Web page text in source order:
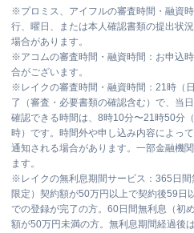
※プロミス、アイフルの審査時間・融資
行、曜日、または本人確認書類の提出状
場合があります。
※アコムの審査時間・融資時間：お申込
合がございます。
※ レイクの審査時間・融資時間：21時（
了（審査・必要書類の確認含む）で、当
確認できる時間は、8時10分〜21時50分
時）です。時間外や申し込み内容によっ
通知される場合があります。一部金融機
ます。
※ レイクの無利息期間サービス：365日
限定）契約額が50万円以上で契約後59日
での登録が完了の方。60日間無利息（初
額が50万円未満の方。無利息期間経過後